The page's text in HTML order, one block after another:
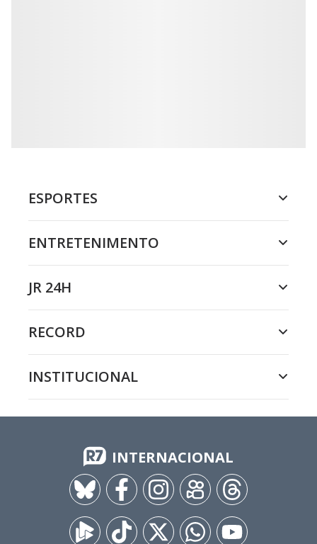
ESPORTES
ENTRETENIMENTO
JR 24H
RECORD
INSTITUCIONAL
INTERNACIONAL